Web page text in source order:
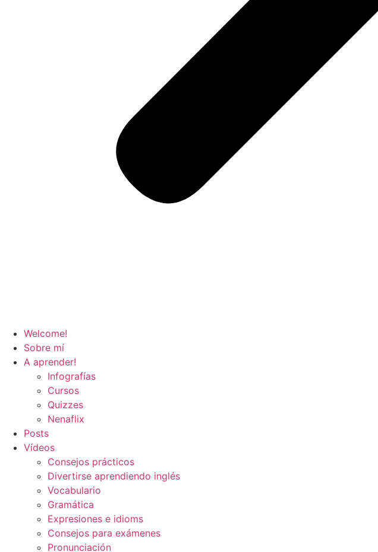
Welcome!
Sobre mí
A aprender!
Infografías
Cursos
Quizzes
Nenaflix
Posts
Vídeos
Consejos prácticos
Divertirse aprendiendo inglés
Vocabulario
Gramática
Expresiones e idioms
Consejos para exámenes
Pronunciación